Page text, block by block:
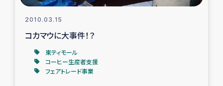
2010.03.15
コカマウに大事件！？
東ティモール
コーヒー生産者支援
フェアトレード事業